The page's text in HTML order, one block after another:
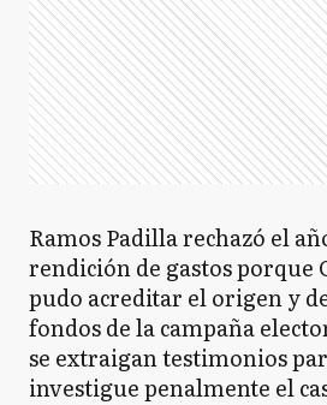
Ramos Padilla rechazó el
rendición de gastos porque
pudo acreditar el origen y
fondos de la campaña
se extraigan testimonios
investigue penalmente el